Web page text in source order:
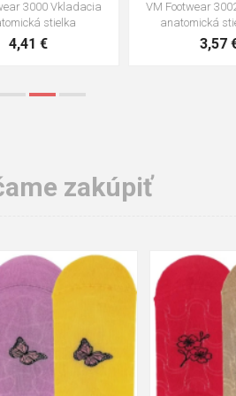
VM Footwear 3900 Čistiaca huba
zakúpiť